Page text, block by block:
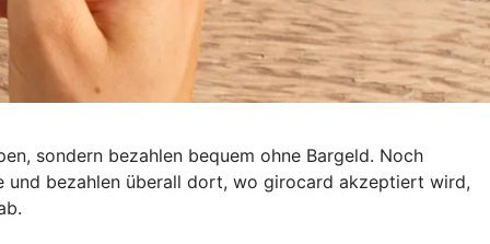
sondern bezahlen bequem ohne Bargeld. Noch
und bezahlen überall dort, wo girocard akzeptiert wird,